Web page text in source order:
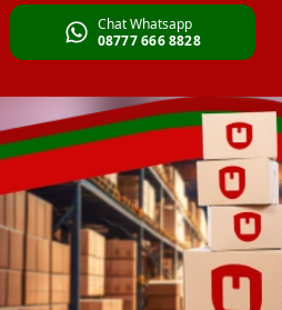
Chat Whatsapp
08777 666 8828